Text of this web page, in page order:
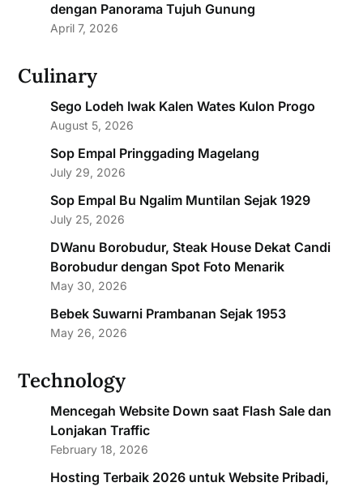
dengan Panorama Tujuh Gunung
April 7, 2026
Culinary
Sego Lodeh Iwak Kalen Wates Kulon Progo
August 5, 2026
Sop Empal Pringgading Magelang
July 29, 2026
Sop Empal Bu Ngalim Muntilan Sejak 1929
July 25, 2026
DWanu Borobudur, Steak House Dekat Candi
Borobudur dengan Spot Foto Menarik
May 30, 2026
Bebek Suwarni Prambanan Sejak 1953
May 26, 2026
Technology
Mencegah Website Down saat Flash Sale dan
Lonjakan Traffic
February 18, 2026
Hosting Terbaik 2026 untuk Website Pribadi,